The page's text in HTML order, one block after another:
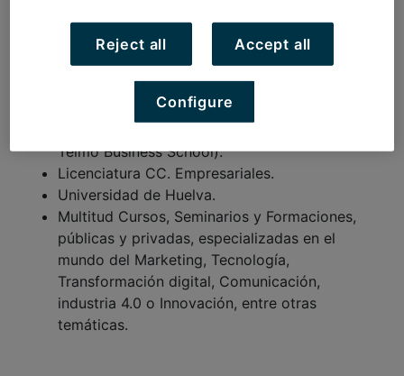
FORMACIÓN
Máster Alta Dirección.
Telmo Business School).
Licenciatura CC. Empresariales.
Universidad de Huelva.
Multitud Cursos, Seminarios y Formaciones,
públicas y privadas, especializadas en el
mundo del Marketing, Tecnología,
Transformación digital, Comunicación,
industria 4.0 o Innovación, entre otras
temáticas.
Reject all Accept all
Configure